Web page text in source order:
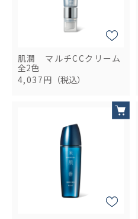
肌潤 マルチCCクリーム
全2色
4,037円 （税込）